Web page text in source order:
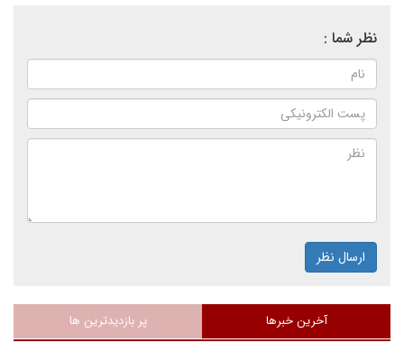
نظر شما :
ارسال نظر
آخرین خبرها پر بازدیدترین ها